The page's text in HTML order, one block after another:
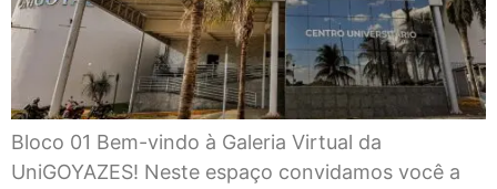
Bloco 01 Bem-vindo à Galeria Virtual da
UniGOYAZES! Neste espaço convidamos você a